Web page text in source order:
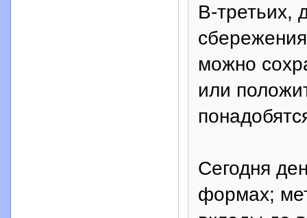
В-третьих,
можно
или
Сегодня
формах;